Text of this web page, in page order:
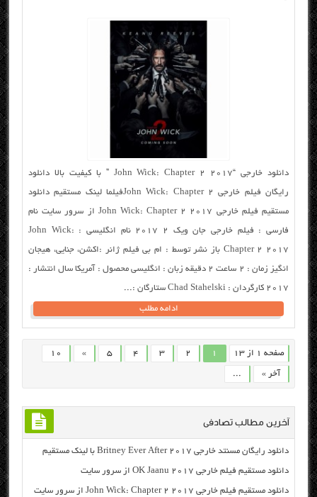
دانلود خارجی “John Wick: Chapter 2 2017 ” با کیفیت بالا دانلود
رایگان فیلم خارجی John Wick: Chapter 2فیلما لینک مستقیم دانلود
مستقیم فیلم خارجی John Wick: Chapter 2 2017 از سرور سایت نام
فارسی : فیلم خارجی جان ویک ۲ ۲۰۱۷ نام انگلیسی : John Wick:
Chapter 2 2017 باز نشر توسط : ام بی فیلم ژانر :اکشن، جنایی، هیجان
انگیز زمان : ۲ ساعت ۲ دقیقه زبان : انگلیسی محصول : آمریکا سال انتشار :
۲۰۱۷ کارگردان : Chad Stahelski ستارگان :...
ادامه مطلب
صفحه 1 از 13 1
2
3
4
5
»
10
... آخر »
آخرین مطالب تصادفی
دانلود رایگان مسنتد خارجی Britney Ever After 2017 با لینک مستقیم
دانلود مستقیم فیلم خارجی OK Jaanu 2017 از سرور سایت
دانلود مستقیم فیلم خارجی John Wick: Chapter 2 2017 از سرور سایت